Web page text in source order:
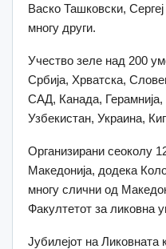
Васко Ташковски,
многу други.
Учество зеле над 200
Србија, Хрватска,
САД, Канада, Герамнија,
Узбекистан, Украина,
Организирани сеоколу
Македонија, додека
многу слични од
Факултетот за ликовна
Јубилејот на Ликовната